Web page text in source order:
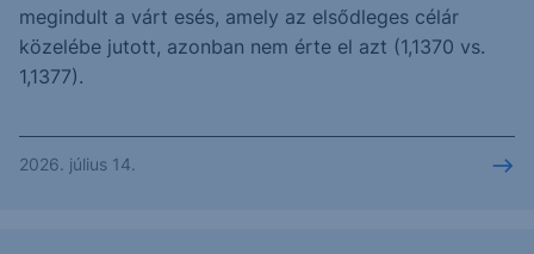
megindult a várt esés, amely az elsődleges célár
közelébe jutott, azonban nem érte el azt (1,1370 vs.
1,1377).
2026. július 14.